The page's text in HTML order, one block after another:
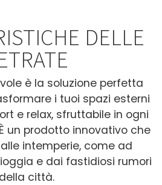
DELLE
è la soluzione perfetta
i tuoi spazi esterni
e relax, sfruttabile in ogni
un prodotto innovativo che
intemperie, come ad
e dai fastidiosi rumori
della città.